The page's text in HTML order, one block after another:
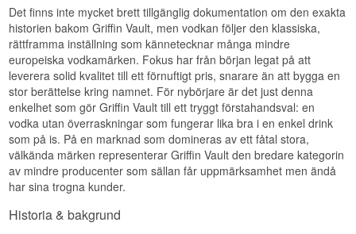
vanliga, och de extra tiondelarna märks som lite
mer fyllighet när den dricks ren.
Stilen är den klassiska, neutrala: inga botaniker,
ingen sötning, ingen fruktarom. Det gör den till en
arbetsflaska i baren, där de övriga
ingredienserna ska få plats och där man inte vill
att vodkan sätter agendan.
Smaknoter
Näsa
Ren och diskret. Ett lätt honungssött sädesdrag
Det finns inte mycket brett tillgänglig dokumentation om den exakta
historien bakom Griffin Vault, men vodkan följer den klassiska,
rättframma inställning som kännetecknar många mindre
europeiska vodkamärken. Fokus har från början legat på att
leverera solid kvalitet till ett förnuftigt pris, snarare än att bygga en
stor berättelse kring namnet. För nybörjare är det just denna
enkelhet som gör Griffin Vault till ett tryggt förstahandsval: en
vodka utan överraskningar som fungerar lika bra i en enkel drink
som på is. På en marknad som domineras av ett fåtal stora,
välkända märken representerar Griffin Vault den bredare kategorin
av mindre producenter som sällan får uppmärksamhet men ändå
har sina trogna kunder.
Historia & bakgrund